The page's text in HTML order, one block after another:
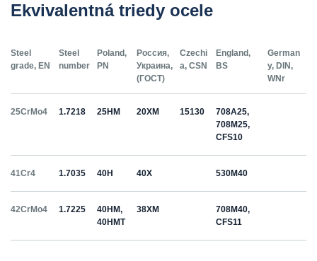
Ekvivalentná triedy ocele
Steel
grade, EN
Steel
number
Poland,
PN
Россия,
Украина,
(ГОСТ)
Czechi
a, CSN
England,
BS
German
y, DIN,
WNr
25CrMo4 1.7218 25HM 20ХМ 15130
708A25,
708M25,
CFS10
41Cr4 1.7035 40H 40Х 530M40
42CrMo4 1.7225
40HM,
40HMT
38ХМ
708M40,
CFS11